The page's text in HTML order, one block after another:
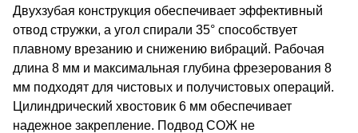
Двухзубая конструкция обеспечивает эффективный
отвод стружки, а угол спирали 35° способствует
плавному врезанию и снижению вибраций. Рабочая
длина 8 мм и максимальная глубина фрезерования 8
мм подходят для чистовых и получистовых операций.
Цилиндрический хвостовик 6 мм обеспечивает
надежное закрепление. Подвод СОЖ не